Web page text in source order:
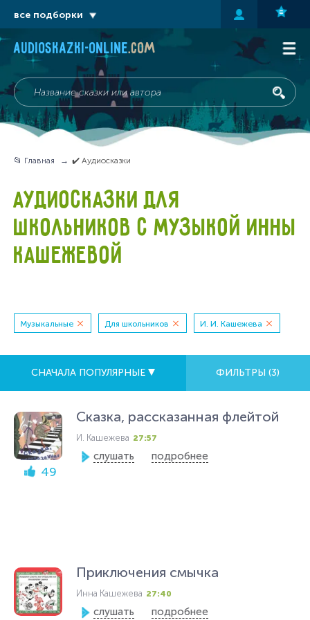
audioskazki-online.com
📂 Главная ✔️ Аудиосказки
АУДИОСКАЗКИ ДЛЯ
ШКОЛЬНИКОВ С МУЗЫКОЙ ИННЫ
КАШЕЖЕВОЙ
Музыкальные Для школьников И. И. Кашежева
СНАЧАЛА ПОПУЛЯРНЫЕ ФИЛЬТРЫ (3)
49
Сказка, рассказанная флейтой
И. Кашежева 27:57
слушать подробнее
Приключения смычка
Инна Кашежева 27:40
слушать подробнее
все подборки